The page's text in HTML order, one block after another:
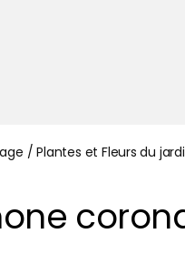
/Plantes et Fleurs du